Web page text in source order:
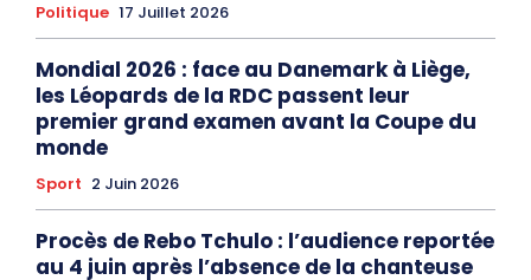
Politique 17 Juillet 2026
Mondial 2026 : face au Danemark à Liège,
les Léopards de la RDC passent leur
premier grand examen avant la Coupe du
monde
Sport 2 Juin 2026
Procès de Rebo Tchulo : l’audience reportée
au 4 juin après l’absence de la chanteuse